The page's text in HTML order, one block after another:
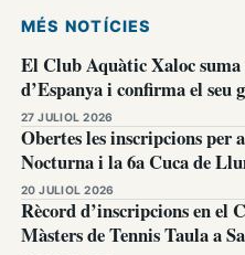
MÉS NOTÍCIES
El Club Aquàtic Xaloc suma
d’Espanya i confirma el seu
27 JULIOL 2026
Obertes les inscripcions
Nocturna i la 6a Cuca de
20 JULIOL 2026
Rècord d’inscripcions en el
Màsters de Tennis Taula a